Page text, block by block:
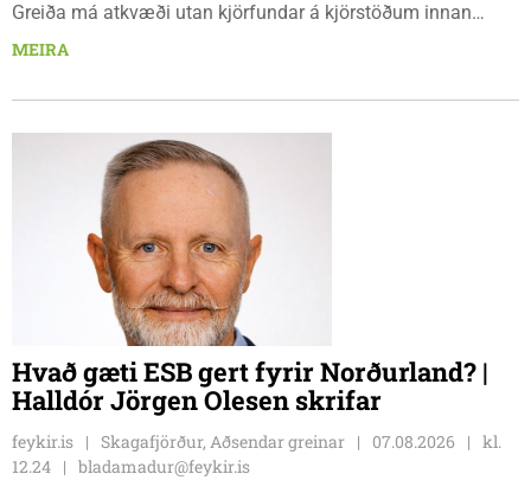
Greiða má atkvæði utan kjörfundar á kjörstöðum innan
umdæmisins sem hér segir: Blönduósi, aðalskrifstofu,
Sauðárkróki, sýsluskrifstofu, Suðurgötu 1, Sauðárkróki, virka
vestra að Hvammstangabraut 5, Hvammstanga, mánudaga -
fimmtudaga kl. 10:00 - 14:00 og föstudaga kl. 10:00 - 12:00.
Skagaströnd, stjórnsýsluhúsi að Túnbraut 1-3, Skagaströnd,
mánudaga - fimmtudaga kl. 09:00 - 12:00 og 13:00 - 15:00,
frá og með mánudeginum 17. ágúst 2026.
MEIRA
Hvað gæti ESB gert fyrir Norðurland? |
Halldór Jörgen Olesen skrifar
feykir.is Skagafjörður, Aðsendar greinar 07.08.2026
kl.
12.24
bladamadur@feykir.is